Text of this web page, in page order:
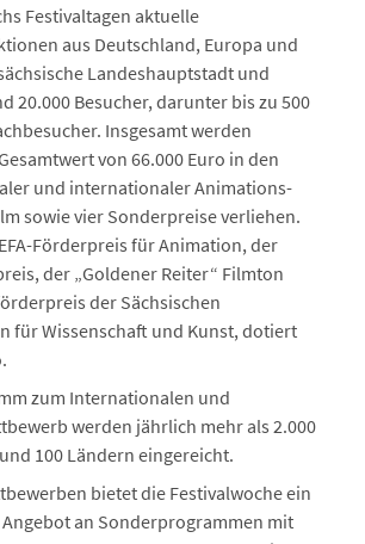
Festivaltagen aktuelle
aus Deutschland, Europa und
Landeshauptstadt und
20.000 Besucher, darunter bis zu 500
Insgesamt werden
von 66.000 Euro in den
und internationaler Animations-
sowie vier Sonderpreise verliehen.
Förderpreis für Animation, der
der „Goldener Reiter“ Filmton
der Sächsischen
für Wissenschaft und Kunst, dotiert
zum Internationalen und
werden jährlich mehr als 2.000
100 Ländern eingereicht.
bietet die Festivalwoche ein
an Sonderprogrammen mit